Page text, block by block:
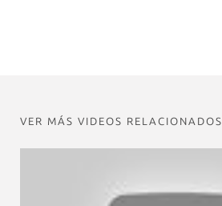
VER MÁS VIDEOS RELACIONADOS